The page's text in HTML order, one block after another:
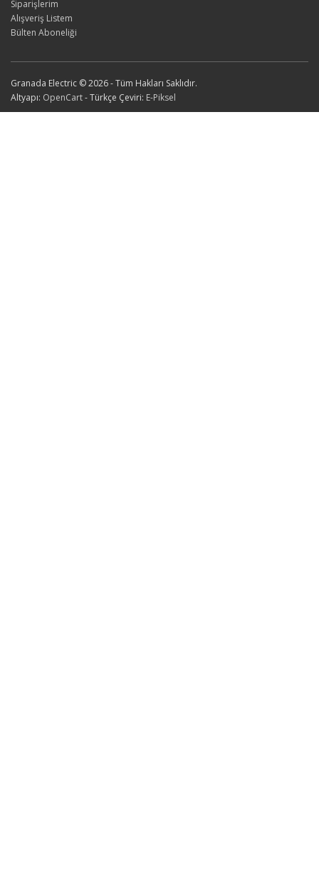
Siparişlerim
Alışveriş Listem
Bülten Aboneliği
Granada Electric © 2026 - Tüm Hakları Saklıdır.
Altyapı: OpenCart- Türkçe Çeviri: E-Piksel